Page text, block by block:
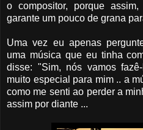
o compositor, porque
garante um pouco de grana
Uma vez eu apenas
uma música que eu tinha
disse: "Sim, nós vamos
muito especial para mim .. a
como me senti ao perder a
assim por diante ...